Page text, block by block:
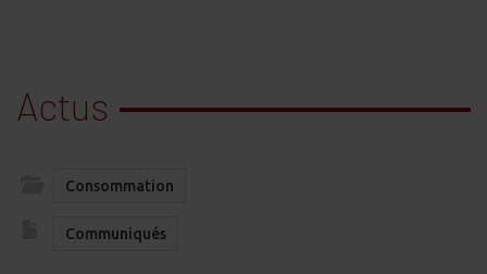
Actus
Consommation
Communiqués